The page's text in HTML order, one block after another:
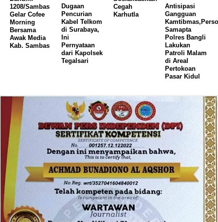
1208/Sambas
Gelar Cofee
Morning
Bersama
Awak Media
Kab. Sambas
Dugaan
Pencurian
Kabel Telkom
di Surabaya,
Ini
Pernyataan
dari Kapolsek
Tegalsari
Cegah
Karhutla
Antisipasi
Gangguan
Samapta
Polres Bangli
Lakukan
Patroli Malam
di Areal
Pertokoan
Pasar Kidul